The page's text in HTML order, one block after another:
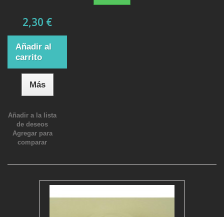
2,30 €
Añadir al
carrito
Más
Añadir a la lista
de deseos
Agregar para
comparar